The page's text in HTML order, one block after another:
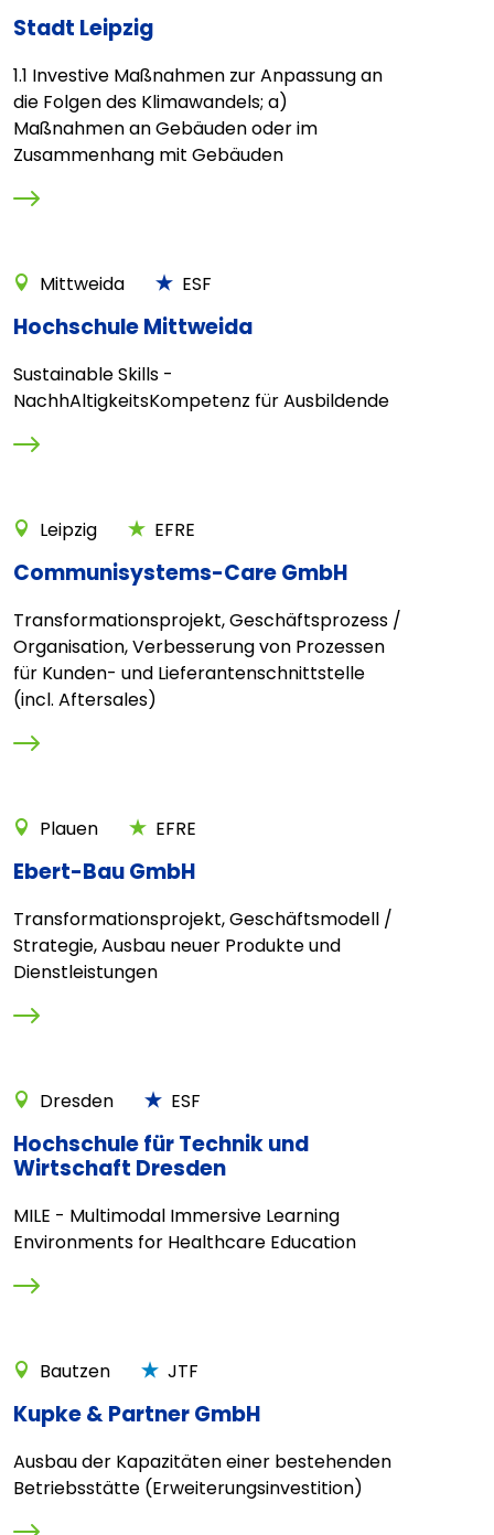
Stadt Leipzig
1.1 Investive Maßnahmen zur Anpassung an
die Folgen des Klimawandels; a)
Maßnahmen an Gebäuden oder im
Zusammenhang mit Gebäuden
Mittweida ESF
Hochschule Mittweida
Sustainable Skills -
NachhAltigkeitsKompetenz für Ausbildende
Leipzig EFRE
Communisystems-Care GmbH
Transformationsprojekt, Geschäftsprozess /
Organisation, Verbesserung von Prozessen
für Kunden- und Lieferantenschnittstelle
(incl. Aftersales)
Plauen EFRE
Ebert-Bau GmbH
Transformationsprojekt, Geschäftsmodell /
Strategie, Ausbau neuer Produkte und
Dienstleistungen
Dresden ESF
Hochschule für Technik und
Wirtschaft Dresden
MILE - Multimodal Immersive Learning
Environments for Healthcare Education
Bautzen JTF
Kupke & Partner GmbH
Ausbau der Kapazitäten einer bestehenden
Betriebsstätte (Erweiterungsinvestition)